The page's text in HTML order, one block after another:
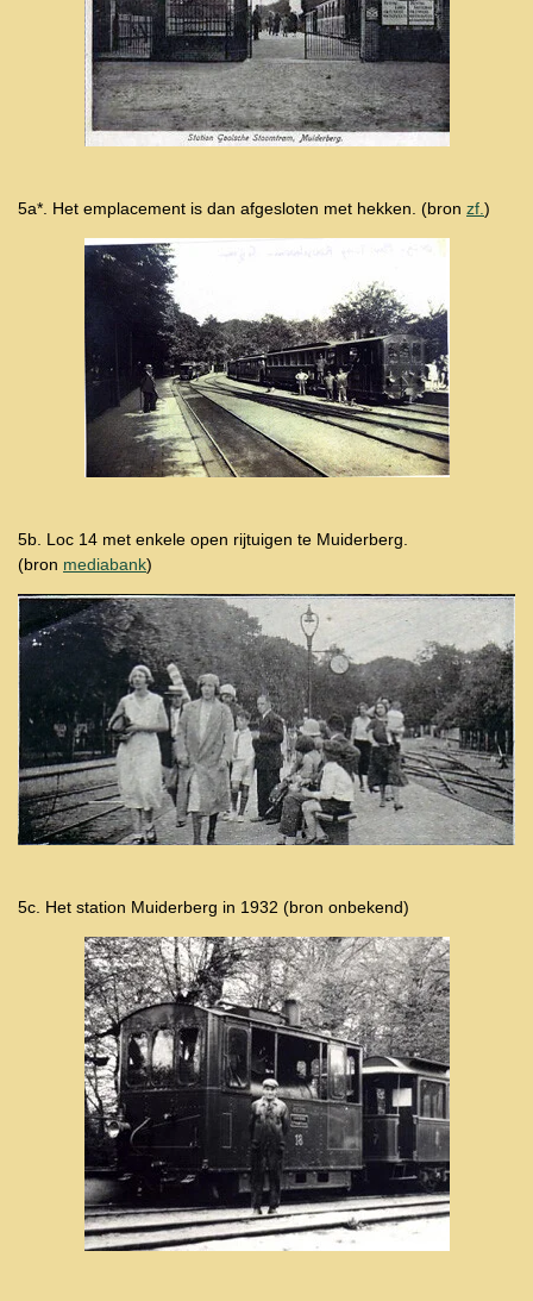
5a*. Het emplacement is dan afgesloten met hekken. (bron zf. )
5b. Loc 14 met enkele open rijtuigen te Muiderberg.
(bron mediabank)
5c. Het station Muiderberg in 1932 (bron onbekend)